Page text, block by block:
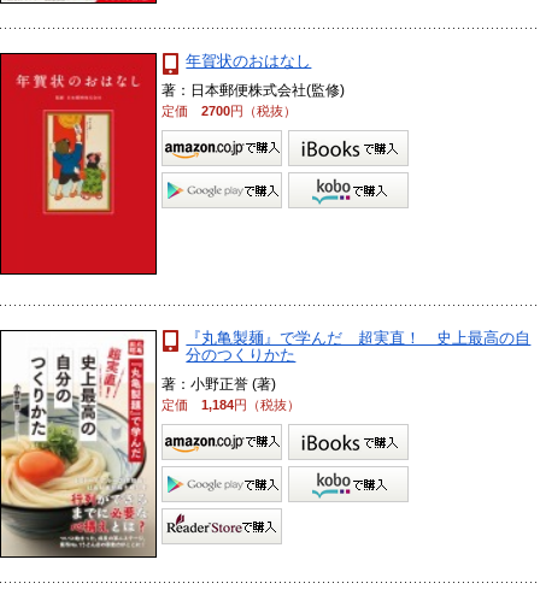
年賀状のおはなし
著：日本郵便株式会社(監修)
定価2700円（税抜）
『丸亀製麺』で学んだ 超実直！ 史上最高の自
分のつくりかた
著：小野正誉 (著)
定価1,184円（税抜）